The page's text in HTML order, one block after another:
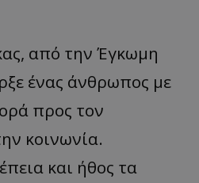
από την Έγκωμη
ένας άνθρωπος με
προς τον
κοινωνία.
και ήθος τα